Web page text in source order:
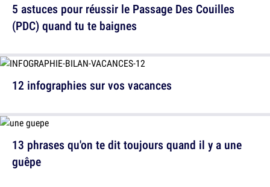
12 infographies sur vos vacances
5 astuces pour réussir le Passage Des Couilles
(PDC) quand tu te baignes
13 phrases qu'on te dit toujours quand il y a une
guêpe